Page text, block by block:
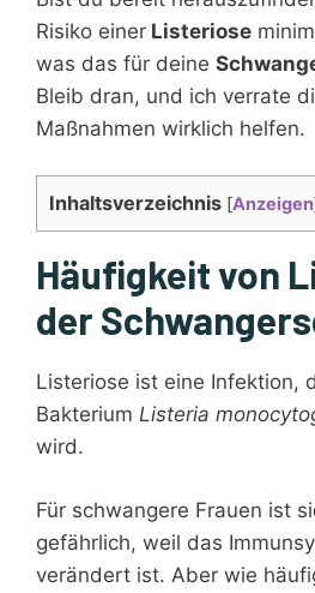
Risiko einer Listeriose
was das für deine
Bleib dran, und ich verrate
Maßnahmen wirklich helfen.
Inhaltsverzeichnis [Anzeigen
Häufigkeit von
der
Listeriose ist eine Infektion,
Bakterium Listeria
wird.
Für schwangere Frauen ist
gefährlich, weil das
verändert ist. Aber wie